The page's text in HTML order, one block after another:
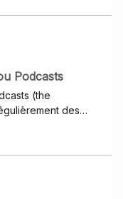
: A jour.je
Podcasts
des
rapides. J'ai
autre appareil et
sur wifi &
ou vient le